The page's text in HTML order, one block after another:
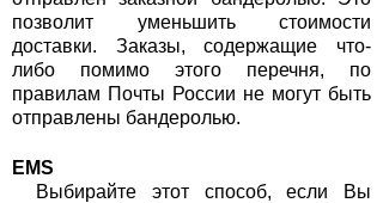
позволит уменьшить стоимости
доставки. Заказы, содержащие что-
либо помимо этого перечня, по
правилам Почты России не могут быть
отправлены бандеролью.
EMS
Выбирайте этот способ, если Вы